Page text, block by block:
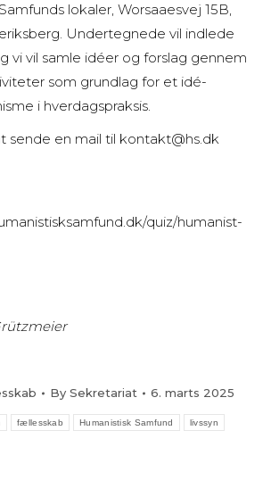
lokaler, Worsaaesvej 15B,
Undertegnede vil indlede
vi vil samle idéer og forslag gennem
som grundlag for et idé-
i hverdagspraksis.
sende en mail til kontakt@hs.dk
quiz/humanist-
By Sekretariat 6. marts 2025
fællesskab Humanistisk Samfund livssyn